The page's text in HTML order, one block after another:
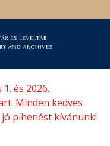
és 2026.
Minden kedves
pihenést kívánunk!